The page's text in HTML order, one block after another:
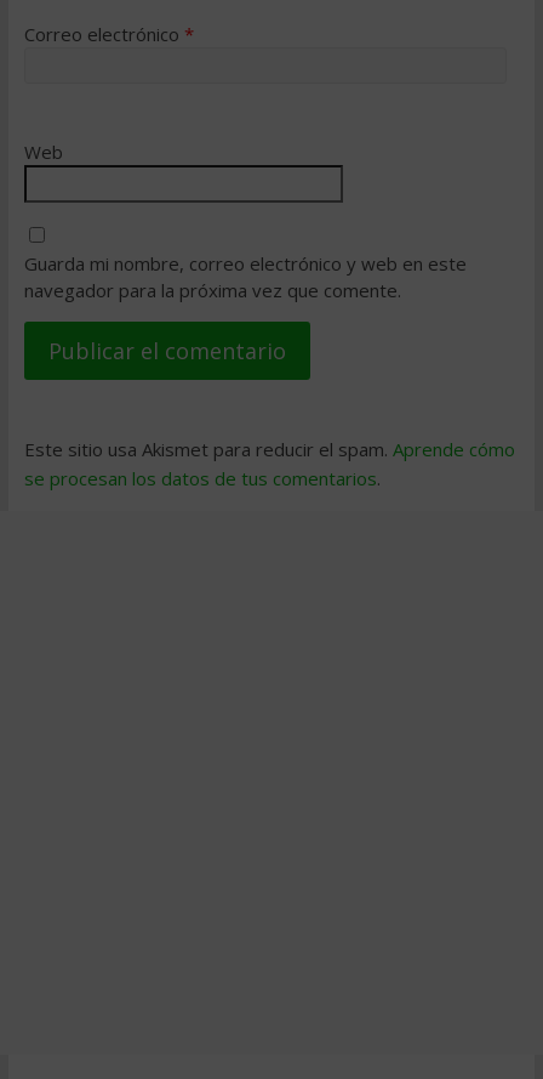
Correo electrónico *
Web
Guarda mi nombre, correo electrónico y web en este
navegador para la próxima vez que comente.
Este sitio usa Akismet para reducir el spam. Aprende cómo
se procesan los datos de tus comentarios.